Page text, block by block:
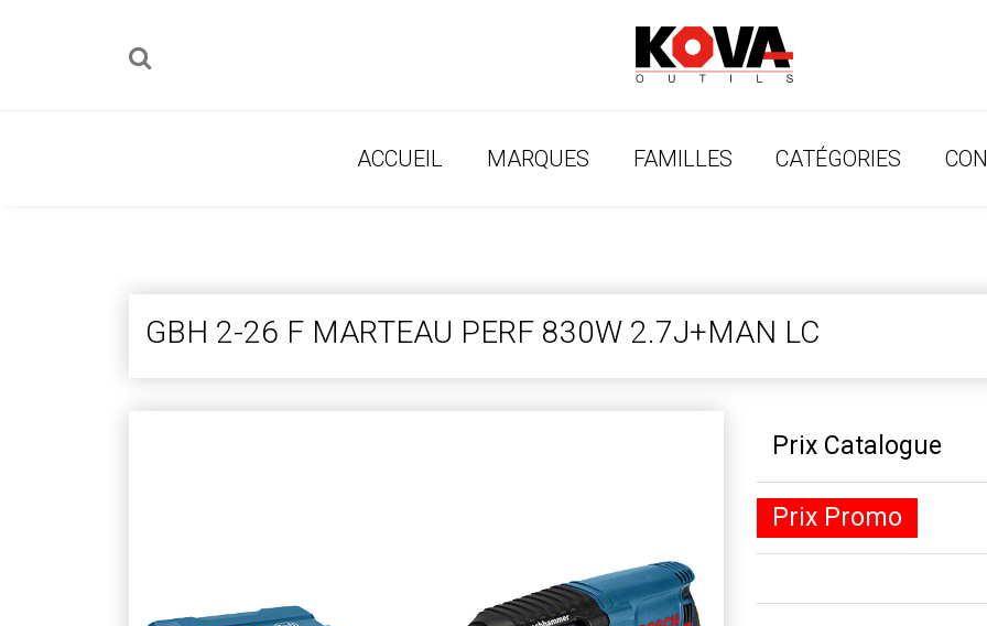
ACCUEIL MARQUES FAMILLES CATÉGORIES
GBH 2-26 F MARTEAU PERF 830W 2.7J+MAN LC
Prix Catalogue
Prix Promo